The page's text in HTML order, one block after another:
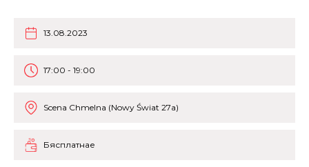
13.08.2023
17:00 - 19:00
Scena Chmelna (Nowy Świat 27a)
Бясплатнае